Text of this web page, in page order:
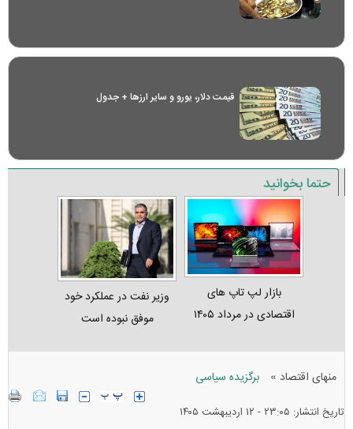
قیمت دلار، یورو و سایر ارز‌ها + جدول
حتما بخوانید
بازار لپ‌ تاپ‌ های
اقتصادی در مرداد ۱۴۰۵
وزیر نفت در عملکرد خود
موفق نبوده است
منهای اقتصاد » برگزیده سیاسی
تاریخ انتشار: ۲۳:۰۵ - ۱۲ ارديبهشت ۱۴۰۵